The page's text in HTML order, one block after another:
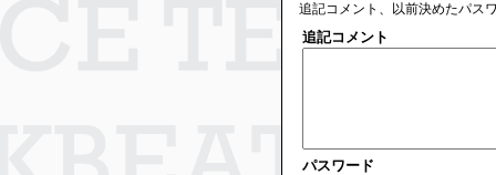
追記コメント、以前決めたパス
追記コメント
パスワード